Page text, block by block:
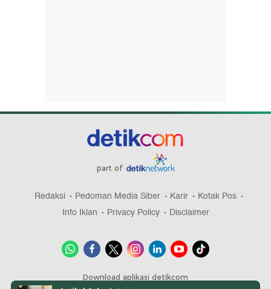
part of
Redaksi Pedoman Media Siber Karir
Kotak Pos
Info Iklan
Privacy Policy Disclaimer
Download aplikasi detikcom